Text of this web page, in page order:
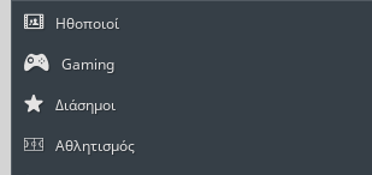
Ηθοποιοί
Gaming
Διάσημοι
Αθλητισμός